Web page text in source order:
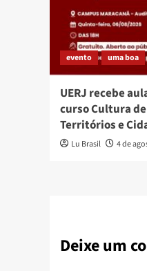
evento uma boa
UERJ recebe
curso Cultura
Territórios e
Lu Brasil 4 de
Deixe um